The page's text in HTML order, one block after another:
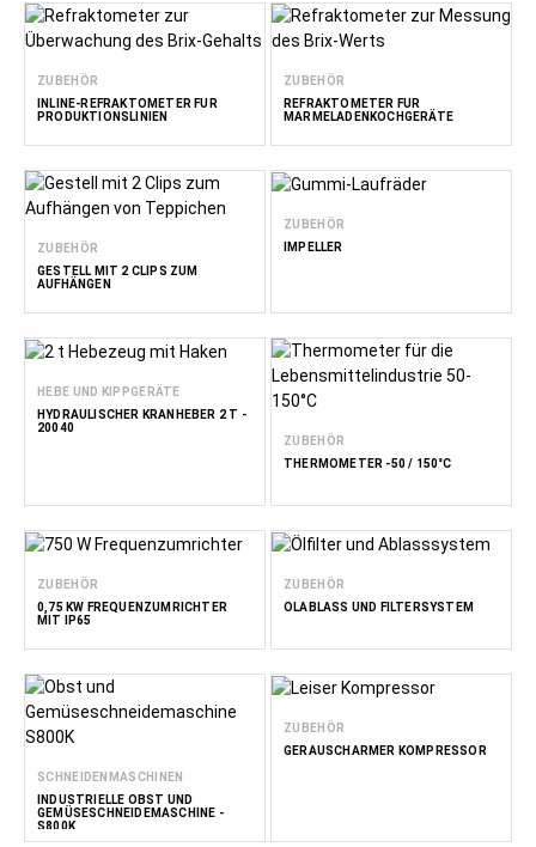
ZUBEHÖR
INLINE-REFRAKTOMETER FÜR
PRODUKTIONSLINIEN
ZUBEHÖR
REFRAKTOMETER FÜR
MARMELADENKOCHGERÄTE
ZUBEHÖR
GESTELL MIT 2 CLIPS ZUM
AUFHÄNGEN
ZUBEHÖR
IMPELLER
HEBE UND KIPPGERÄTE
HYDRAULISCHER KRANHEBER 2 T -
20040
ZUBEHÖR
THERMOMETER -50 / 150°C
ZUBEHÖR
0,75 KW FREQUENZUMRICHTER
MIT IP65
ZUBEHÖR
ÖLABLASS UND FILTERSYSTEM
SCHNEIDENMASCHINEN
INDUSTRIELLE OBST UND
GEMÜSESCHNEIDEMASCHINE -
S800K
ZUBEHÖR
GERÄUSCHARMER KOMPRESSOR